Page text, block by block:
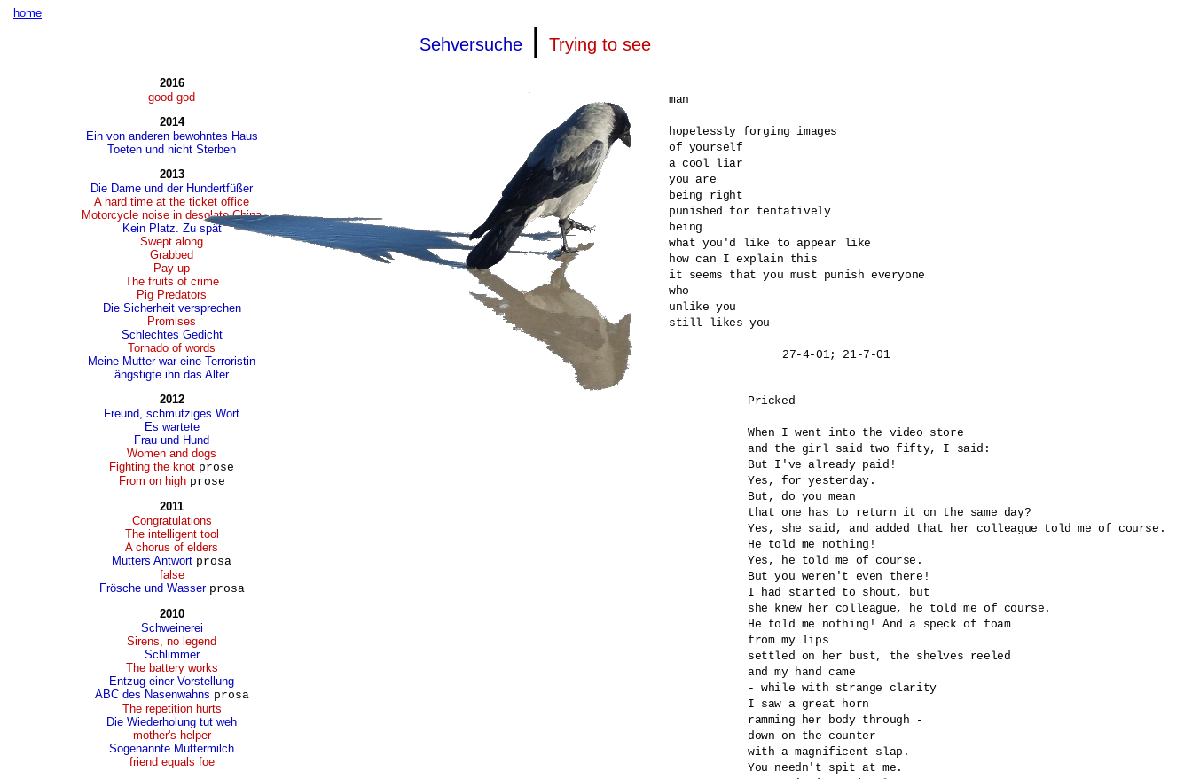
home
Sehversuche| Trying to see
2016
good god
2014
Ein von anderen bewohntes Haus
Toeten und nicht Sterben
2013
Die Dame und der Hundertfüßer
A hard time at the ticket office
Motorcycle noise in desolate China
Kein Platz. Zu spät
Swept along
Grabbed
Pay up
The fruits of crime
Pig Predators
Die Sicherheit versprechen
Promises
Schlechtes Gedicht
Tornado of words
Meine Mutter war eine Terroristin
ängstigte ihn das Alter
2012
Freund, schmutziges Wort
Es wartete
Frau und Hund
Women and dogs
Fighting the knot prose
From on high prose
2011
Congratulations
The intelligent tool
A chorus of elders
Mutters Antwort prosa
false
Frösche und Wasser prosa
2010
Schweinerei
Sirens, no legend
Schlimmer
The battery works
Entzug einer Vorstellung
ABC des Nasenwahns prosa
The repetition hurts
Die Wiederholung tut weh
mother's helper
Sogenannte Muttermilch
friend equals foe
man
hopelessly forging images
of yourself
a cool liar
you are
being right
punished for tentatively
being
what you'd like to appear like
how can I explain this
it seems that you must punish everyone
who
unlike you
still likes you
		27-4-01; 21-7-01
Pricked
When I went into the video store
and the girl said two fifty, I said:
But I've already paid!
Yes, for yesterday.
But, do you mean
that one has to return it on the same day?
Yes, she said, and added that her colleague told me of course.
He told me nothing!
Yes, he told me of course.
But you weren't even there!
I had started to shout, but
she knew her colleague, he told me of course.
He told me nothing! And a speck of foam
from my lips
settled on her bust, the shelves reeled
and my hand came
- while with strange clarity
I saw a great horn
ramming her body through -
down on the counter
with a magnificent slap.
You needn't spit at me.